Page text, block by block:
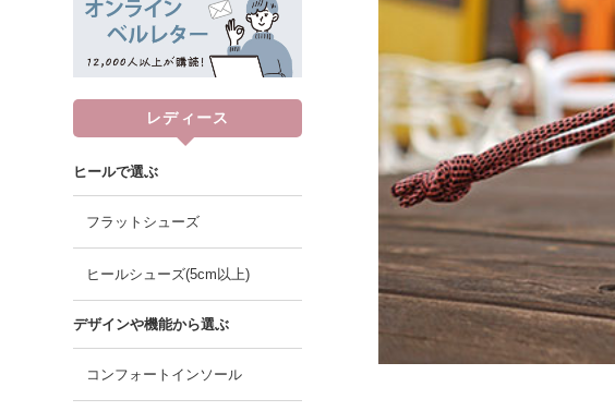
レディース
ヒールで選ぶ
フラットシューズ
ヒールシューズ(5cm以上)
デザインや機能から選ぶ
コンフォートインソール